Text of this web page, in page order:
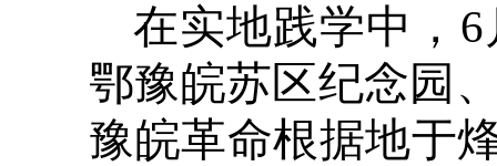
在实地践学中，
鄂豫皖苏区纪念园
豫皖革命根据地于